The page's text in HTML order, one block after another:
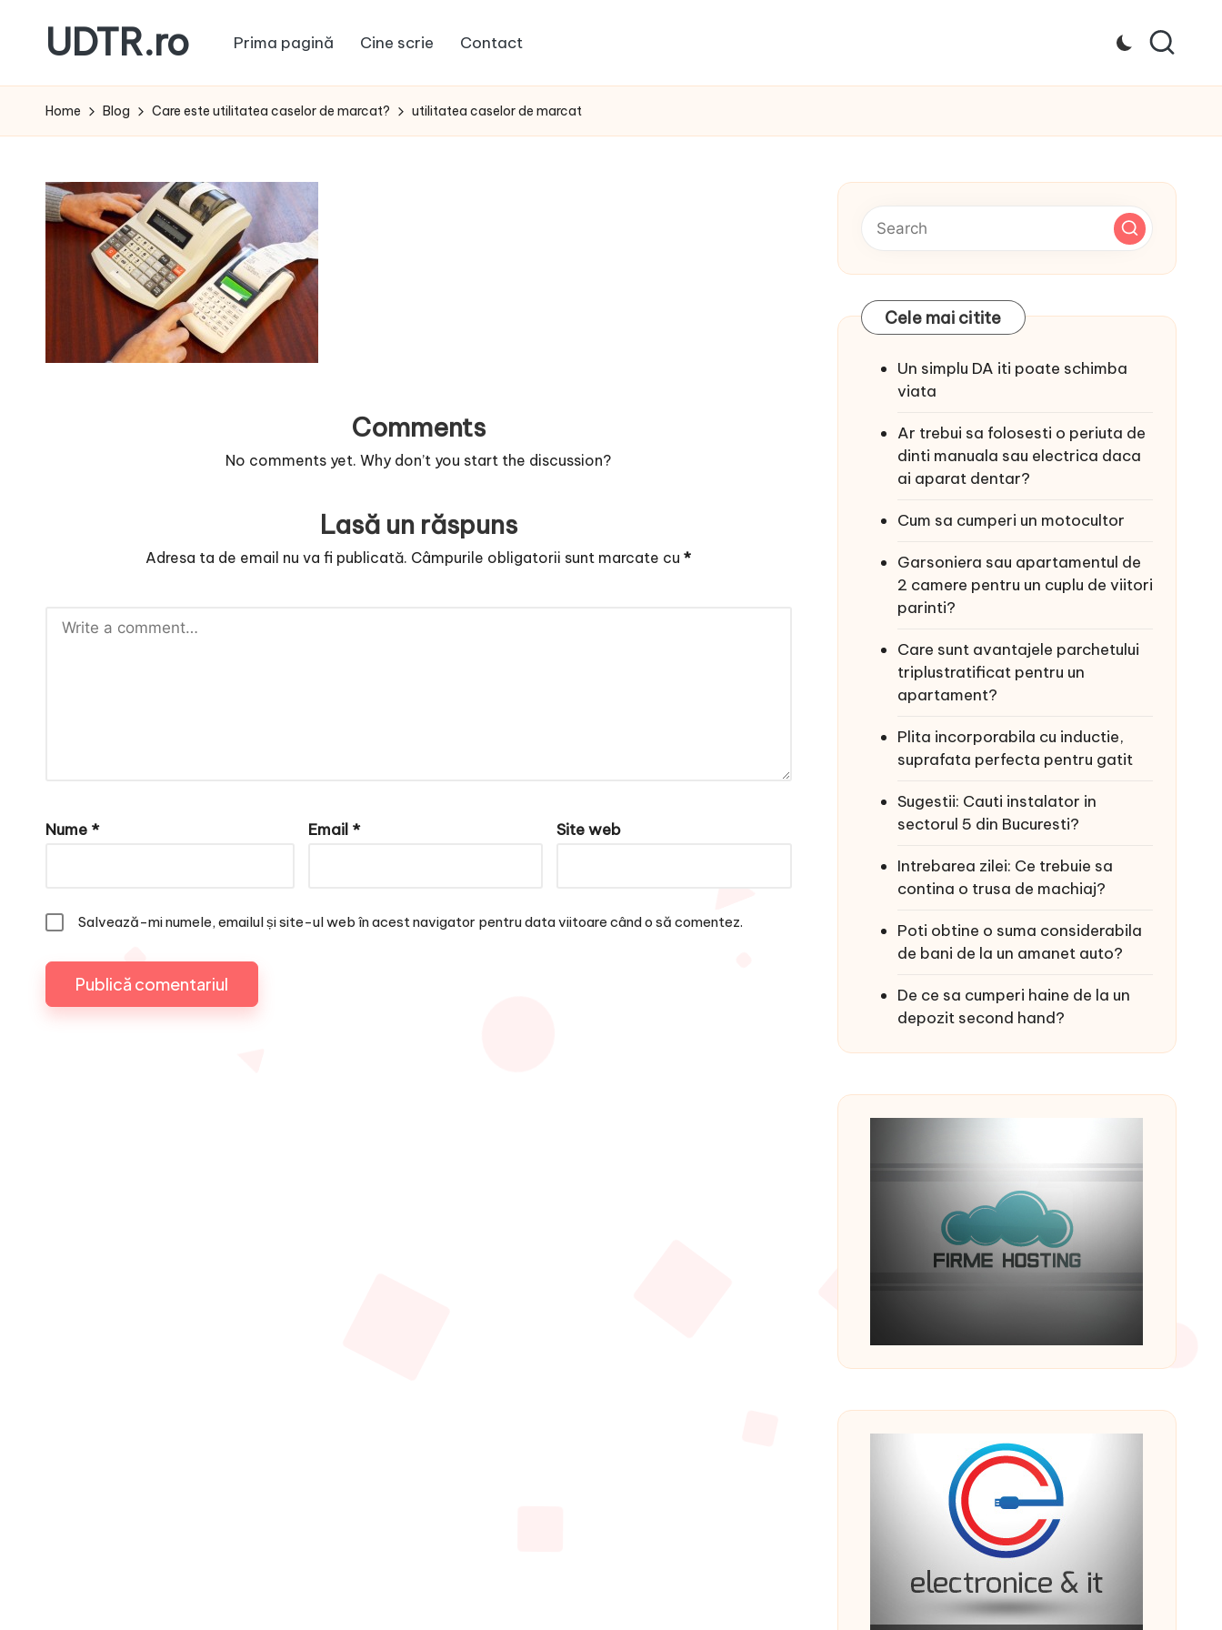
content
UDTR.ro
dorul
te
Prima pagină Cine scrie Contact
Home Blog Care este utilitatea caselor de marcat? utilitatea caselor de marcat
Comments
No comments yet. Why don’t you start the discussion?
Lasă un răspuns
Adresa ta de email nu va fi publicată. Câmpurile obligatorii sunt marcate cu*
Nume * Email * Site web
Salvează-mi numele, emailul și site-ul web în acest navigator pentru data viitoare când o să comentez.
Cele mai citite
Un simplu DA iti poate schimba
viata
Ar trebui sa folosesti o periuta de
dinti manuala sau electrica daca
ai aparat dentar?
Cum sa cumperi un motocultor
Garsoniera sau apartamentul de
2 camere pentru un cuplu de viitori
parinti?
Care sunt avantajele parchetului
triplustratificat pentru un
apartament?
Plita incorporabila cu inductie,
suprafata perfecta pentru gatit
Sugestii: Cauti instalator in
sectorul 5 din Bucuresti?
Intrebarea zilei: Ce trebuie sa
contina o trusa de machiaj?
Poti obtine o suma considerabila
de bani de la un amanet auto?
De ce sa cumperi haine de la un
depozit second hand?